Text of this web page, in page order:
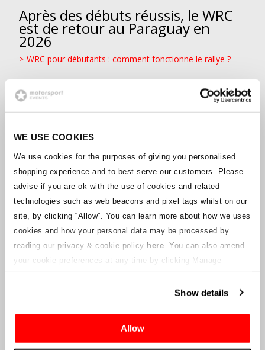
WE USE COOKIES
We use cookies for the purposes of giving you personalised
shopping experience and to best serve our customers. Please
advise if you are ok with the use of cookies and related
technologies such as web beacons and pixel tags whilst on our
site, by clicking “Allow”. You can learn more about how we uses
cookies and how your personal data may be processed by
reading our privacy & cookie policy here . You can also amend
your cookie preferences at any time by clicking Manage
Cookies in the footer of this site.
Show details
Allow
Après des débuts réussis, le WRC
est de retour au Paraguay en
2026
WRC pour débutants : comment fonctionne le rallye ?
POURQUOI PARTICIPER AU
Le WRC a déployé ses ailes et s'est envolé pour la
première fois au Paraguay en 2025. Et après ce
rallye inaugural tant attendu et couronné de
succès, devenu le troisième pays d'Amérique du
Sud à accueillir une manche du WRC après
l'Argentine et le Chili, le WRC est de retour en
2026 !
Basé dans la ville d'Encarnación, dans le sud du
pays, ce rallye à grande vitesse constituera une
rude épreuve pour les pilotes avec un mélange de
spéciales lisses en terre rouge et de sections